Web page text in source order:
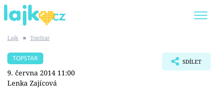
SHOPAHOLICADEL
Lajk ■ TopStar
TOPSTAR
9. června 2014 11:00
Lenka Zajícová
SDÍLET